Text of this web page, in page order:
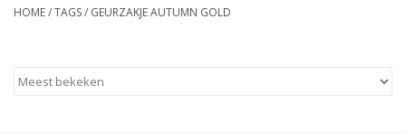
Tafelhaarden
HOME/TAGS/ GEURZAKJE AUTUMN GOLD